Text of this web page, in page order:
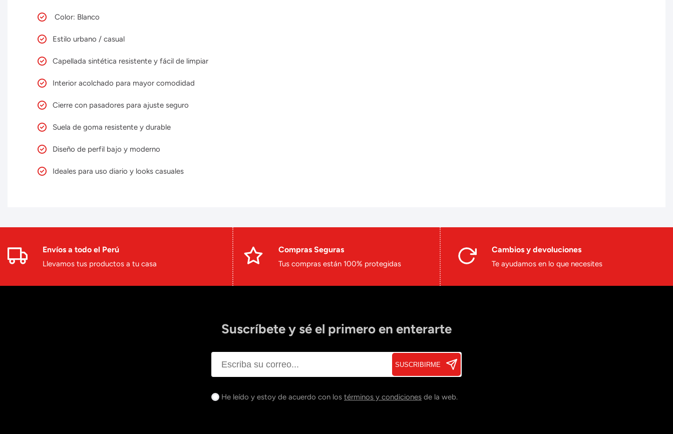
Color: Blanco
Estilo urbano / casual
Capellada sintética resistente y fácil de limpiar
Interior acolchado para mayor comodidad
Cierre con pasadores para ajuste seguro
Suela de goma resistente y durable
Diseño de perfil bajo y moderno
Ideales para uso diario y looks casuales
Envíos a todo el Perú
Llevamos tus productos a tu casa
Compras Seguras
Tus compras están 100% protegidas
Cambios y devoluciones
Te ayudamos en lo que necesites
Suscríbete y sé el primero en enterarte
SUSCRIBIRME
He leído y estoy de acuerdo con los términos y condiciones de la web.